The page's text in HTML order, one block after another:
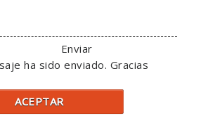
Enviar
ha sido enviado. Gracias
ACEPTAR